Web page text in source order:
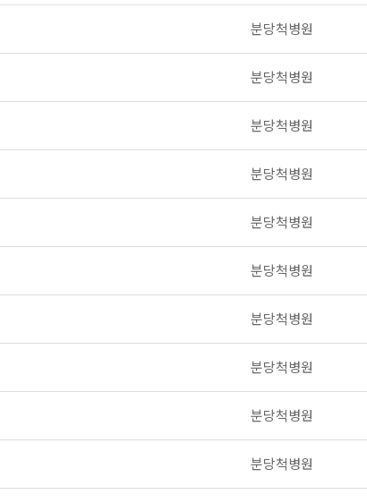
분당척병원
분당척병원
분당척병원
분당척병원
분당척병원
분당척병원
분당척병원
분당척병원
분당척병원
분당척병원